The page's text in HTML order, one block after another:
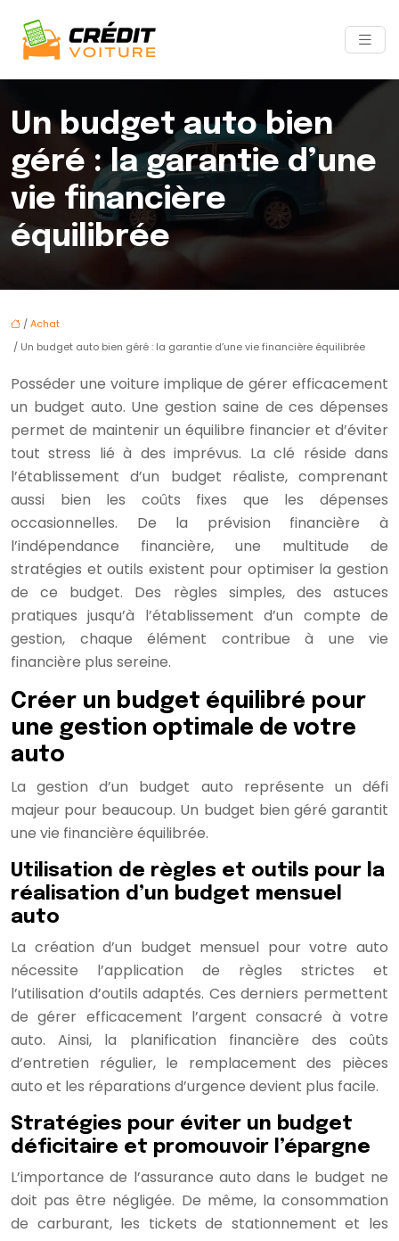
Un budget auto bien
géré : la garantie d’une
vie financière
équilibrée
/Achat
/ Un budget auto bien géré : la garantie d’une vie financière équilibrée
Posséder une voiture implique de gérer efficacement
un budget auto. Une gestion saine de ces dépenses
permet de maintenir un équilibre financier et d’éviter
tout stress lié à des imprévus. La clé réside dans
l’établissement d’un budget réaliste, comprenant
aussi bien les coûts fixes que les dépenses
occasionnelles. De la prévision financière à
l’indépendance financière, une multitude de
stratégies et outils existent pour optimiser la gestion
de ce budget. Des règles simples, des astuces
pratiques jusqu’à l’établissement d’un compte de
gestion, chaque élément contribue à une vie
financière plus sereine.
Créer un budget équilibré pour
une gestion optimale de votre
auto
La gestion d’un budget auto représente un défi
majeur pour beaucoup. Un budget bien géré garantit
une vie financière équilibrée.
Utilisation de règles et outils pour la
réalisation d’un budget mensuel
auto
La création d’un budget mensuel pour votre auto
nécessite l’application de règles strictes et
l’utilisation d’outils adaptés. Ces derniers permettent
de gérer efficacement l’argent consacré à votre
auto. Ainsi, la planification financière des coûts
d’entretien régulier, le remplacement des pièces
auto et les réparations d’urgence devient plus facile.
Stratégies pour éviter un budget
déficitaire et promouvoir l’épargne
L’importance de l’assurance auto dans le budget ne
doit pas être négligée. De même, la consommation
de carburant, les tickets de stationnement et les